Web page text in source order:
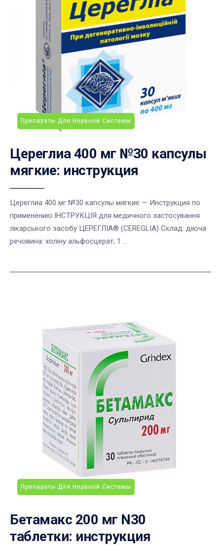
Препараты Для Нервной Системы
Цереглиа 400 мг №30 капсулы
мягкие: инструкция
Цереглиа 400 мг №30 капсулы мягкие — Инструкция по
применению ІНСТРУКЦІЯ для медичного застосування
лікарського засобу ЦЕРЕГЛІА® (CEREGLIA) Склад: діюча
речовина: холіну альфосцерат; 1 ...
Препараты Для Нервной Системы
Бетамакс 200 мг N30
таблетки: инструкция